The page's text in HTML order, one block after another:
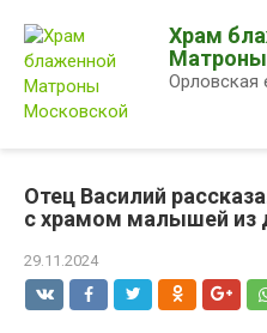
контенту
Храм
Отец Василий
с храмом малышей из
29.11.2024